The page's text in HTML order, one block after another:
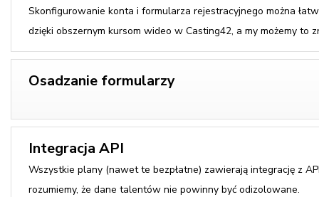
Skonfigurowanie konta i formularza rejestracyjnego można
dzięki obszernym kursom wideo w Casting42, a my możemy to
Osadzanie formularzy
Integracja API
Wszystkie plany (nawet te bezpłatne) zawierają integrację z
rozumiemy, że dane talentów nie powinny być odizolowane.